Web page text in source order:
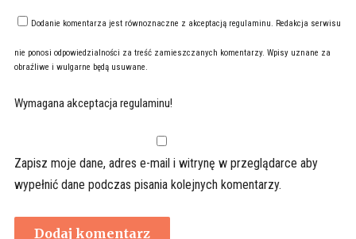
Dodanie komentarza jest równoznaczne z akceptacją regulaminu . Redakcja serwisu
nie ponosi odpowiedzialności za treść zamieszczanych komentarzy. Wpisy uznane za
obraźliwe i wulgarne będą usuwane.
Wymagana akceptacja regulaminu!
Zapisz moje dane, adres e-mail i witrynę w przeglądarce aby
wypełnić dane podczas pisania kolejnych komentarzy.